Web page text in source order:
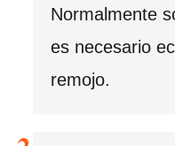
Normalmente
es necesario
remojo.